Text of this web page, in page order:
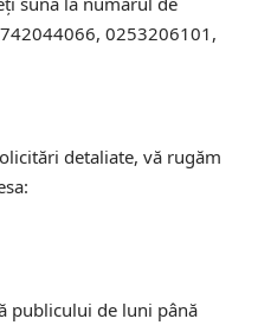
0253206101,
detaliate, vă rugăm
publicului de luni până